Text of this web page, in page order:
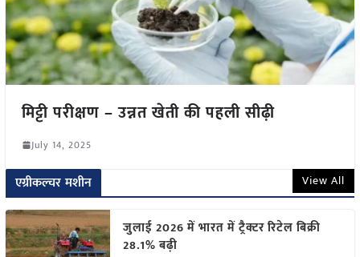
मिट्टी परीक्षण – उन्नत खेती की पहली सीढ़ी
July 14, 2025
एग्रीकल्चर मशीन View All
जुलाई 2026 में भारत में ट्रैक्टर रिटेल बिक्री
28.1% बढ़ी